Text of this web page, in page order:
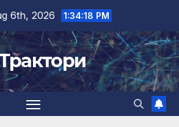
6th, 2026 1:34:18 PM